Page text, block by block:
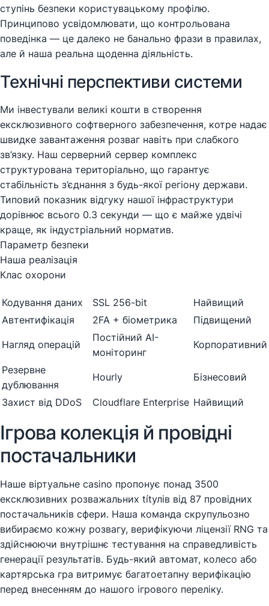
ступінь безпеки користувацькому профілю.
Принципово усвідомлювати, що контрольована
поведінка — це далеко не банально фрази в правилах,
але й наша реальна щоденна діяльність.
Технічні перспективи системи
Ми інвестували великі кошти в створення
ексклюзивного софтверного забезпечення, котре надає
швидке завантаження розваг навіть при слабкого
зв’язку. Наш серверний сервер комплекс
структурована територіально, що гарантує
стабільність з’єднання з будь-якої регіону держави.
Типовий показник відгуку нашої інфраструктури
дорівнює всього 0.3 секунди — що є майже удвічі
краще, як індустріальний норматив.
Параметр безпеки
Наша реалізація
Клас охорони
Кодування даних SSL 256-bit
Найвищий
Автентифікація
2FA + біометрика Підвищений
Нагляд операцій
Постійний AI-
моніторинг
Корпоративний
Резервне
дублювання
Hourly Бізнесовий
Захист від DDoS Cloudflare Enterprise Найвищий
Ігрова колекція й провідні
постачальники
Наше віртуальне casino пропонує понад 3500
ексклюзивних розважальних títулів від 87 провідних
постачальників сфери. Наша команда скрупульозно
вибираємо кожну розвагу, верифікуючи ліцензії RNG та
здійснюючи внутрішнє тестування на справедливість
генерації результатів. Будь-який автомат, колесо або
картярська гра витримує багатоетапну верифікацію
перед внесенням до нашого ігрового переліку.